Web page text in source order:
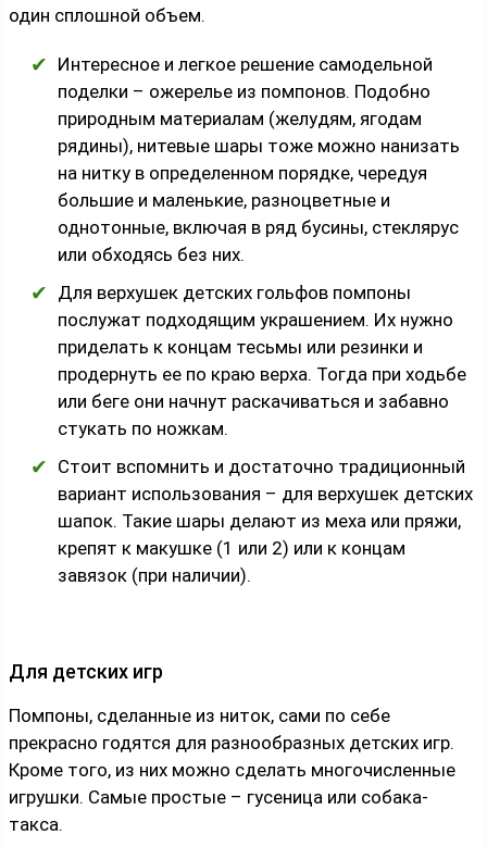
один сплошной объем.
Интересное и легкое решение самодельной
поделки – ожерелье из помпонов. Подобно
природным материалам (желудям, ягодам
рядины), нитевые шары тоже можно нанизать
на нитку в определенном порядке, чередуя
большие и маленькие, разноцветные и
однотонные, включая в ряд бусины, стеклярус
или обходясь без них.
Для верхушек детских гольфов помпоны
послужат подходящим украшением. Их нужно
приделать к концам тесьмы или резинки и
продернуть ее по краю верха. Тогда при ходьбе
или беге они начнут раскачиваться и забавно
стукать по ножкам.
Стоит вспомнить и достаточно традиционный
вариант использования – для верхушек детских
шапок. Такие шары делают из меха или пряжи,
крепят к макушке (1 или 2) или к концам
завязок (при наличии).
Для детских игр
Помпоны, сделанные из ниток, сами по себе
прекрасно годятся для разнообразных детских игр.
Кроме того, из них можно сделать многочисленные
игрушки. Самые простые – гусеница или собака-
такса.